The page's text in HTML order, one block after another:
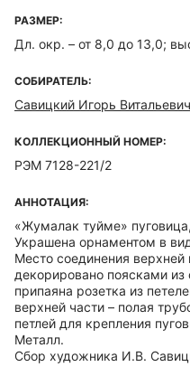
РАЗМЕР:
Дл. окр. – от 8,0 до 13,0;
СОБИРАТЕЛЬ:
Савицкий Игорь Витальевич
КОЛЛЕКЦИОННЫЙ НОМЕР:
РЭМ 7128-221/2
АННОТАЦИЯ:
«Жумалак туйме»
Украшена орнаментом в
Место соединения
декорировано поясками
припаяна розетка из
верхней части – полая
петлей для крепления
Металл.
Сбор художника И.В.